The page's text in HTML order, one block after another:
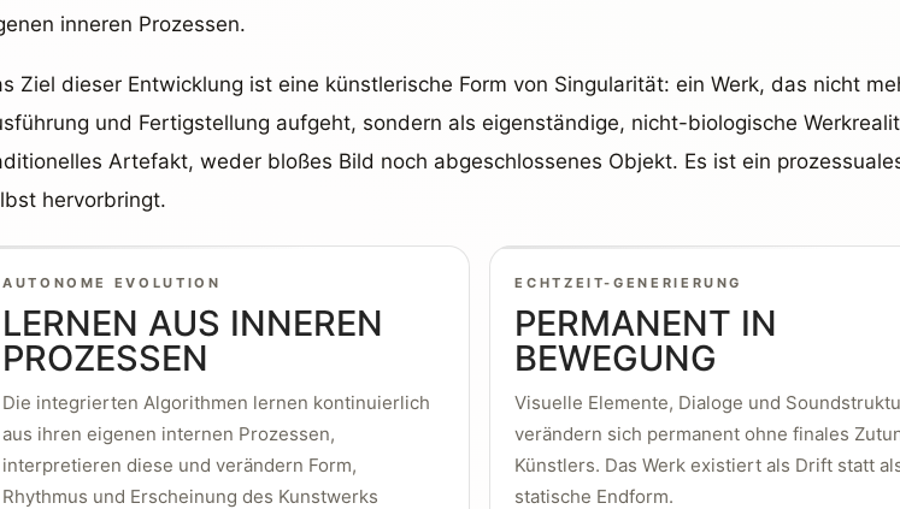
inneren Prozessen.
Ziel dieser Entwicklung ist eine künstlerische Form von Singularität: ein Werk, das nicht
und Fertigstellung aufgeht, sondern als eigenständige, nicht-biologische
Artefakt, weder bloßes Bild noch abgeschlossenes Objekt. Es ist ein
hervorbringt.
AUTONOME EVOLUTION
LERNEN AUS INNEREN
PROZESSEN
Die integrierten Algorithmen lernen kontinuierlich
aus ihren eigenen internen Prozessen,
interpretieren diese und verändern Form,
Rhythmus und Erscheinung des Kunstwerks
ECHTZEIT-GENERIERUNG
PERMANENT IN
BEWEGUNG
Visuelle Elemente, Dialoge und
verändern sich permanent ohne finales
Künstlers. Das Werk existiert als Drift statt
statische Endform.